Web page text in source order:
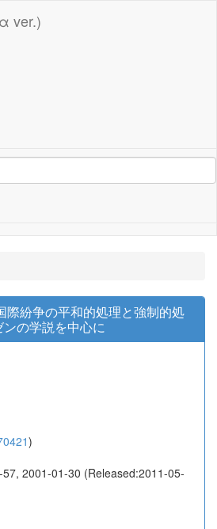
ver.)
際紛争の平和的処理と強制的処
の学説を中心に
)
2001-01-30 (Released:2011-05-